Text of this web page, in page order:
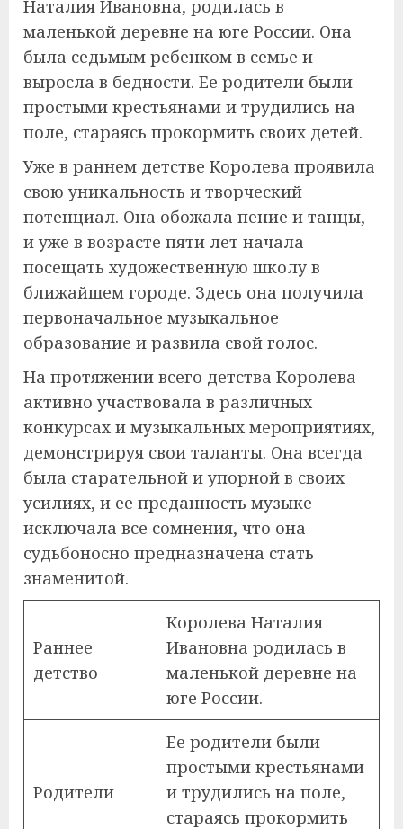
Наталия Ивановна, родилась в
маленькой деревне на юге России. Она
была седьмым ребенком в семье и
выросла в бедности. Ее родители были
простыми крестьянами и трудились на
поле, стараясь прокормить своих детей.
Уже в раннем детстве Королева проявила
свою уникальность и творческий
потенциал. Она обожала пение и танцы,
и уже в возрасте пяти лет начала
посещать художественную школу в
ближайшем городе. Здесь она получила
первоначальное музыкальное
образование и развила свой голос.
На протяжении всего детства Королева
активно участвовала в различных
конкурсах и музыкальных мероприятиях,
демонстрируя свои таланты. Она всегда
была старательной и упорной в своих
усилиях, и ее преданность музыке
исключала все сомнения, что она
судьбоносно предназначена стать
знаменитой.
Раннее
детство
Королева Наталия
Ивановна родилась в
маленькой деревне на
юге России.
Родители
Ее родители были
простыми крестьянами
и трудились на поле,
стараясь прокормить